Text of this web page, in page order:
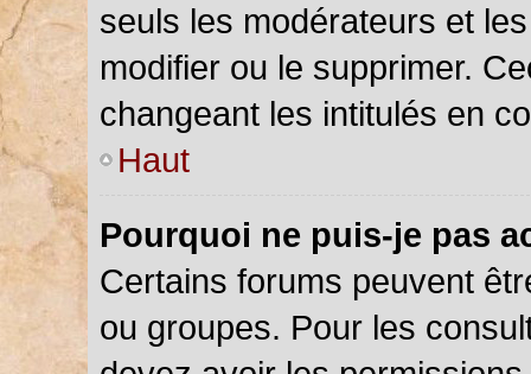
seuls les modérateurs et
modifier ou le supprimer.
changeant les intitulés en
Haut
Pourquoi ne puis-je pas
Certains forums peuvent
ou groupes. Pour les